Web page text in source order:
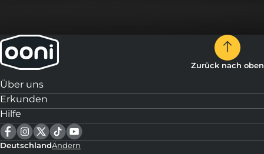
Zurück nach oben
Über uns
Erkunden
Hilfe
DeutschlandÄndern